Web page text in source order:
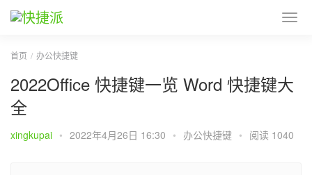
首页 办公快捷键
2022Office 快捷键一览 Word 快捷键大
全
xingkupai • 2022年4月26日 16:30 • 办公快捷键 • 阅读 1040